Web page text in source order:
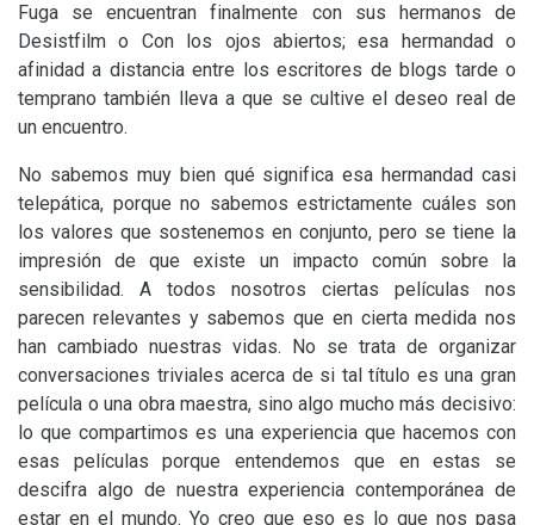
Fuga se encuentran finalmente con sus hermanos de
Desistfilm o Con los ojos abiertos; esa hermandad o
afinidad a distancia entre los escritores de blogs tarde o
temprano también lleva a que se cultive el deseo real de
un encuentro.
No sabemos muy bien qué significa esa hermandad casi
telepática, porque no sabemos estrictamente cuáles son
los valores que sostenemos en conjunto, pero se tiene la
impresión de que existe un impacto común sobre la
sensibilidad. A todos nosotros ciertas películas nos
parecen relevantes y sabemos que en cierta medida nos
han cambiado nuestras vidas. No se trata de organizar
conversaciones triviales acerca de si tal título es una gran
película o una obra maestra, sino algo mucho más decisivo:
lo que compartimos es una experiencia que hacemos con
esas películas porque entendemos que en estas se
descifra algo de nuestra experiencia contemporánea de
estar en el mundo. Yo creo que eso es lo que nos pasa